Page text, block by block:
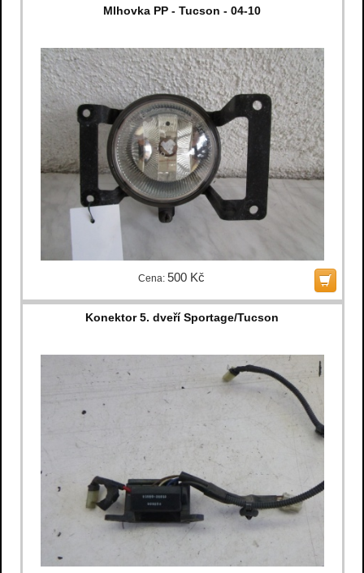
Mlhovka PP - Tucson - 04-10
Cena: 500 Kč
Konektor 5. dveří Sportage/Tucson